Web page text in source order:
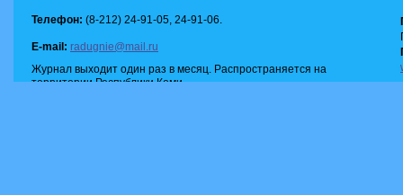
Телефон: (8-212) 24-91-05, 24-91-06.
E-mail: radugnie@mail.ru
Журнал выходит один раз в месяц. Распространяется на
территории Республики Коми.